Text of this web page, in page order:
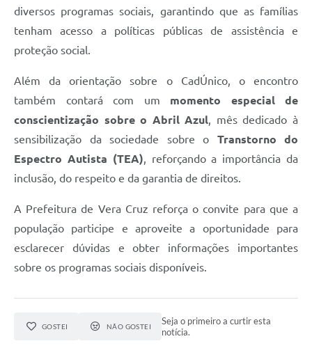
diversos programas sociais, garantindo que as famílias
tenham acesso a políticas públicas de assistência e
proteção social.
Além da orientação sobre o CadÚnico, o encontro
também contará com um momento especial de
conscientização sobre o Abril Azul , mês dedicado à
sensibilização da sociedade sobre o Transtorno do
Espectro Autista (TEA) , reforçando a importância da
inclusão, do respeito e da garantia de direitos.
A Prefeitura de Vera Cruz reforça o convite para que a
população participe e aproveite a oportunidade para
esclarecer dúvidas e obter informações importantes
sobre os programas sociais disponíveis.
GOSTEI NÃO GOSTEI
Seja o primeiro a curtir esta
notícia.